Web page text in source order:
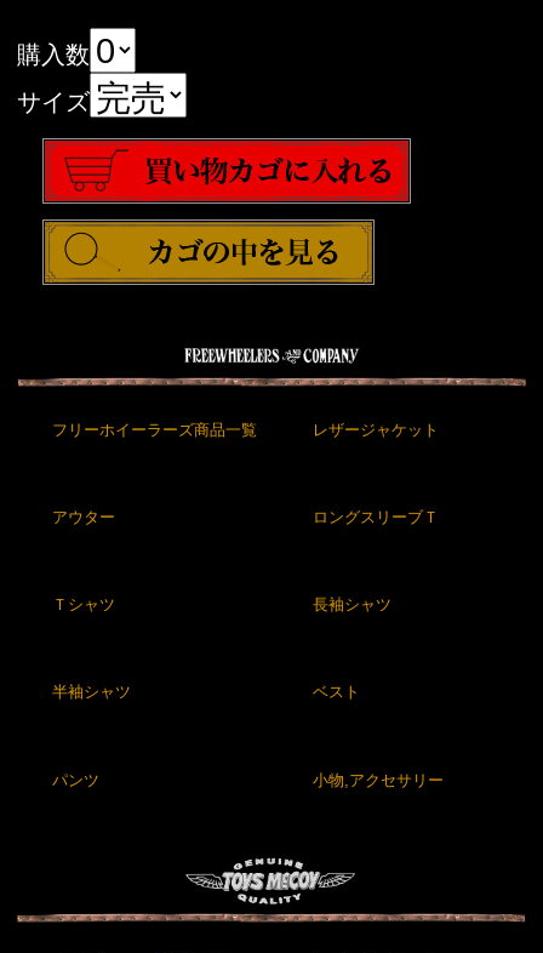
購入数
サイズ
フリーホイーラーズ商品一覧 レザージャケット
アウター ロングスリーブＴ
Ｔシャツ 長袖シャツ
半袖シャツ ベスト
パンツ 小物,アクセサリー